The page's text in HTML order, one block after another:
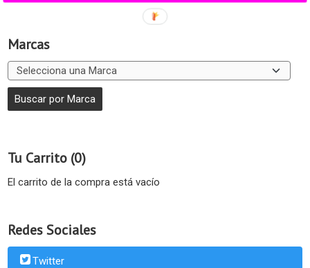
Marcas
Tu Carrito (0)
El carrito de la compra está vacío
Redes Sociales
Twitter